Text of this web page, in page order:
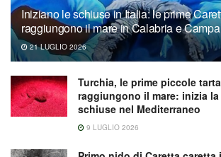
Iniziano le schiuse in Italia: le prime
raggiungono il mare in Calabria e
21 LUGLIO 2026
Turchia, le prime piccole
raggiungono il mare: inizia
schiuse nel Mediterraneo
9 LUGLIO 2026